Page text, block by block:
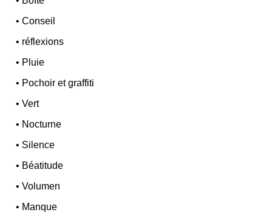
•Conseil
• réflexions
• Pluie
• Pochoir et graffiti
•Vert
• Nocturne
• Silence
• Béatitude
•Volumen
• Manque